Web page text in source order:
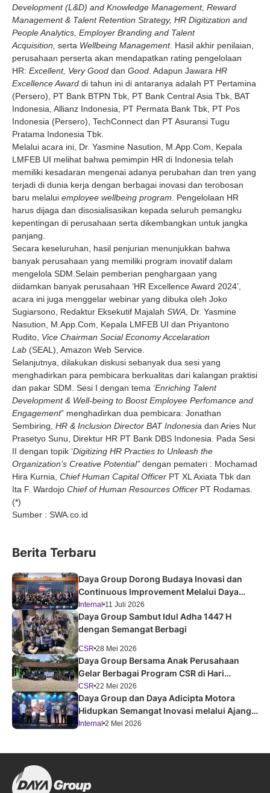
Development (L&D) and Knowledge Management, Reward
Management & Talent Retention Strategy, HR Digitization and
People Analytics, Employer Branding and Talent
Acquisition, serta Wellbeing Management. Hasil akhir penilaian,
perusahaan perserta akan mendapatkan rating pengelolaan
HR: Excellent, Very Good dan Good . Adapun Jawara HR
Excellence Award di tahun ini di antaranya adalah PT Pertamina
(Persero), PT Bank BTPN Tbk, PT Bank Central Asia Tbk, BAT
Indonesia, Allianz Indonesia, PT Permata Bank Tbk, PT Pos
Indonesia (Persero), TechConnect dan PT Asuransi Tugu
Pratama Indonesia Tbk.
Melalui acara ini, Dr. Yasmine Nasution, M.App.Com, Kepala
LMFEB UI melihat bahwa pemimpin HR di Indonesia telah
memiliki kesadaran mengenai adanya perubahan dan tren yang
terjadi di dunia kerja dengan berbagai inovasi dan terobosan
baru melalui employee wellbeing program . Pengelolaan HR
harus dijaga dan disosialisasikan kepada seluruh pemangku
kepentingan di perusahaan serta dikembangkan untuk jangka
panjang.
Secara keseluruhan, hasil penjurian menunjukkan bahwa
banyak perusahaan yang memiliki program inovatif dalam
mengelola SDM.Selain pemberian penghargaan yang
diidamkan banyak perusahaan ‘HR Excellence Award 2024’,
acara ini juga menggelar webinar yang dibuka oleh Joko
Sugiarsono, Redaktur Eksekutif Majalah SWA , Dr. Yasmine
Nasution, M.App.Com, Kepala LMFEB UI dan Priyantono
Rudito, Vice Chairman Social Economy Accelaration
Lab (SEAL), Amazon Web Service.
Selanjutnya, dilakukan diskusi sebanyak dua sesi yang
menghadirkan para pembicara berkualitas dari kalangan praktisi
dan pakar SDM. Sesi I dengan tema ‘Enriching Talent
Development & Well-being to Boost Employee Perfomance and
Engagement” menghadirkan dua pembicara: Jonathan
Sembiring, HR & Inclusion Director BAT Indonesia dan Aries Nur
Prasetyo Sunu, Direktur HR PT Bank DBS Indonesia. Pada Sesi
II dengan topik ‘Digitizing HR Practies to Unleash the
Organization’s Creative Potential” dengan pemateri : Mochamad
Hira Kurnia, Chief Human Capital Officer PT XL Axiata Tbk dan
Ita F. Wardojo Chief of Human Resources Officer PT Rodamas.
(*)
Sumber : SWA.co.id
Berita Terbaru
Daya Group Dorong Budaya Inovasi dan
Continuous Improvement Melalui Daya
Improvement Forum 2026
Internal 11 Juli 2026
Daya Group Sambut Idul Adha 1447 H
dengan Semangat Berbagi
CSR 28 Mei 2026
Daya Group Bersama Anak Perusahaan
Gelar Berbagai Program CSR di Hari
Pendidikan Nasional 2026
CSR 22 Mei 2026
Daya Group dan Daya Adicipta Motora
Hidupkan Semangat Inovasi melalui Ajang
Festival Improvement 2026
Internal 2 Mei 2026